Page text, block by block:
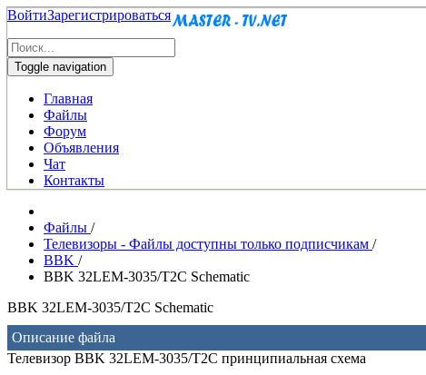
ВойтиЗарегистрироваться
Toggle navigation
Главная
Файлы
Форум
Объявления
Чат
Контакты
Файлы /
Телевизоры - Файлы доступны только подписчикам /
BBK /
BBK 32LEM-3035/T2C Schematic
BBK 32LEM-3035/T2C Schematic
Описание файла
Телевизор BBK 32LEM-3035/T2C принципиальная схема